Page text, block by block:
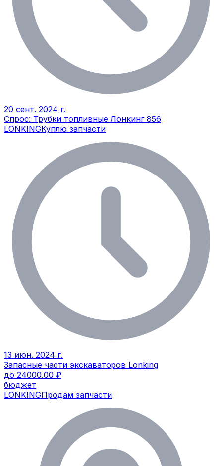
20 сент. 2024 г.
Спрос: Трубки топливные Лонкинг 856
LONKINGКуплю запчасти
13 июн. 2024 г.
Запасные части экскаваторов Lonking
до 24000.00 ₽
бюджет
LONKINGПродам запчасти